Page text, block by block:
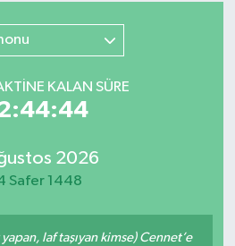
KALAN SÜRE
2026
Safer 1448
laf taşıyan kimse) Cennet’e
ve Fikstür